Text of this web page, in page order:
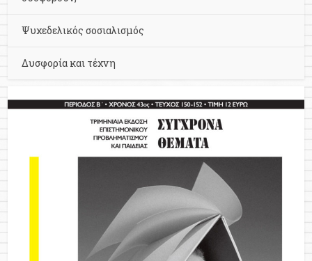
Ψυχεδελικός σοσιαλισμός
Δυσφορία και τέχνη